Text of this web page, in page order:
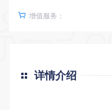
增值服务：
详情介绍